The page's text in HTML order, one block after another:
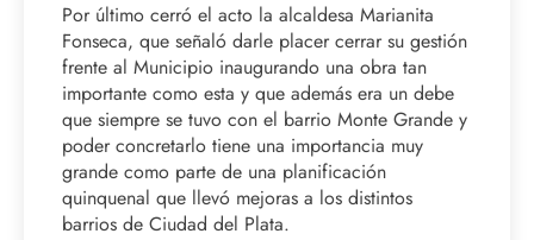
Por último cerró el acto la alcaldesa Marianita
Fonseca, que señaló darle placer cerrar su gestión
frente al Municipio inaugurando una obra tan
importante como esta y que además era un debe
que siempre se tuvo con el barrio Monte Grande y
poder concretarlo tiene una importancia muy
grande como parte de una planificación
quinquenal que llevó mejoras a los distintos
barrios de Ciudad del Plata.